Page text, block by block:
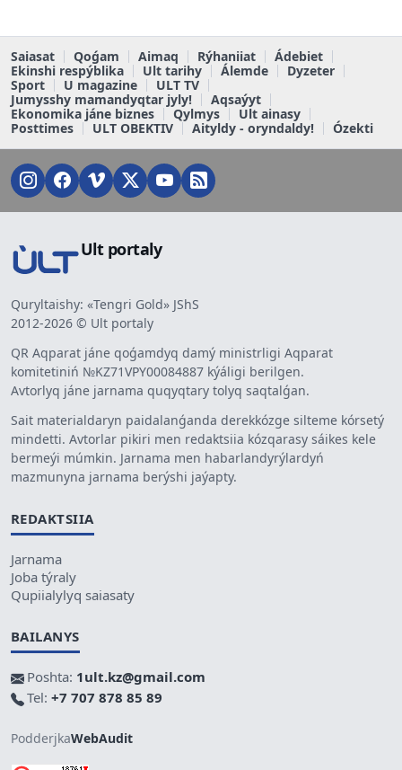
Saiasat Qoǵam Aimaq Rýhaniiat
Ádebiet
Ekinshi respýblika
Ult tarihy Álemde
Dyzeter
Sport
U magazine
ULT TV
Jumysshy mamandyqtar jyly!
Aqsaýyt
Ekonomika jáne biznes
Qylmys
Ult ainasy
Posttimes
ULT OBEKTIV Aityldy - oryndaldy! Ózekti
Ult portaly
Quryltaishy: «Tengri Gold» JShS
2012-2026 © Ult portaly
QR Aqparat jáne qoǵamdyq damý ministrligi Aqparat
komitetiniń №KZ71VPY00084887 kýáligi berilgen.
Avtorlyq jáne jarnama quqyqtary tolyq saqtalǵan.
Sait materialdaryn paidalanǵanda derekkózge silteme kórsetý
mindetti. Avtorlar pikiri men redaktsiia kózqarasy sáikes kele
bermeýi múmkin. Jarnama men habarlandyrýlardyń
mazmunyna jarnama berýshi jaýapty.
REDAKTSIIA
Jarnama
Joba týraly
Qupiialylyq saiasaty
BAILANYS
Poshta: 1ult.kz@gmail.com
Tel: +7 707 878 85 89
PodderjkaWebAudit